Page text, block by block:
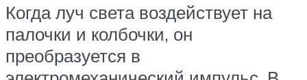
Когда луч света воздействует на
палочки и колбочки, он
преобразуется в